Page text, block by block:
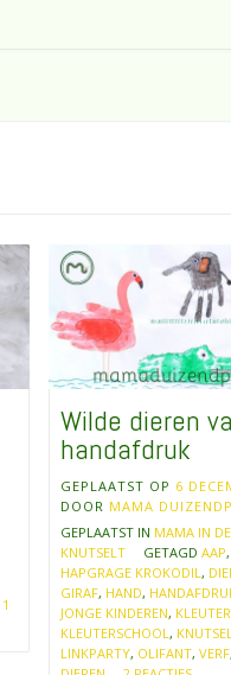
1
Wilde dieren
handafdruk
GEPLAATST OP 6
DOOR MAMA
GEPLAATST IN MAMA IN
KNUTSELT
GETAGD AAP,
HAPGRAGE KROKODIL ,
GIRAF, HAND,
JONGE KINDEREN,
KLEUTERSCHOOL ,
LINKPARTY, OLIFANT, VERF,